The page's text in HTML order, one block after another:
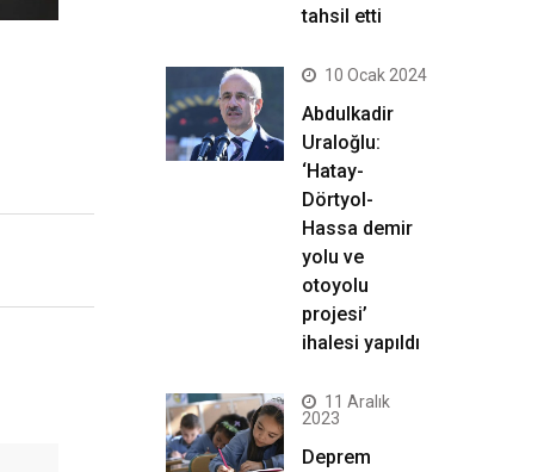
tahsil etti
10 Ocak 2024
Abdulkadir
Uraloğlu:
‘Hatay-
Dörtyol-
Hassa demir
yolu ve
otoyolu
projesi’
ihalesi yapıldı
11 Aralık
2023
Deprem